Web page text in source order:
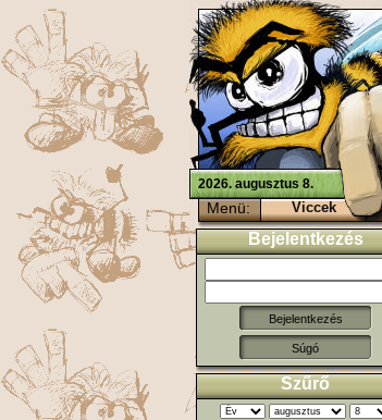
2026. augusztus 8.
Menü: Viccek
Bejelentkezés
Súgó
Szűrő